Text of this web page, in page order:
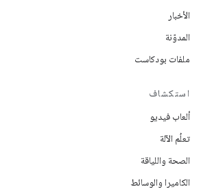
الأخبار
المدوّنة
ملفات بودكاست
استكشاف
ألعاب فيديو
تعلُم الآلة
الصحة واللياقة
الكاميرا والوسائط